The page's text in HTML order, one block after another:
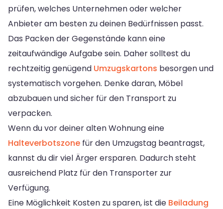
prüfen, welches Unternehmen oder welcher
Anbieter am besten zu deinen Bedürfnissen passt.
Das Packen der Gegenstände kann eine
zeitaufwändige Aufgabe sein. Daher solltest du
rechtzeitig genügend Umzugskartons besorgen und
systematisch vorgehen. Denke daran, Möbel
abzubauen und sicher für den Transport zu
verpacken.
Wenn du vor deiner alten Wohnung eine
Halteverbotszone für den Umzugstag beantragst,
kannst du dir viel Ärger ersparen. Dadurch steht
ausreichend Platz für den Transporter zur
Verfügung.
Eine Möglichkeit Kosten zu sparen, ist die Beiladung